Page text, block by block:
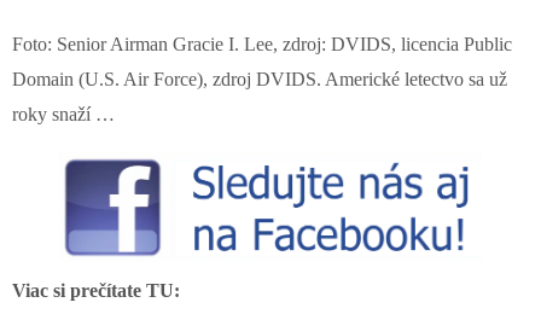
Foto: Senior Airman Gracie I. Lee, zdroj: DVIDS, licencia Public
Domain (U.S. Air Force), zdroj DVIDS. Americké letectvo sa už
roky snaží …
Viac si prečítate TU: